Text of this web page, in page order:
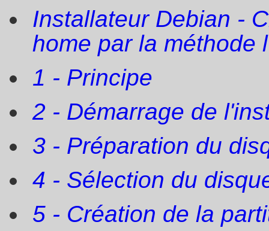
Installateur Debian -
home par la méthode
1 - Principe
2 - Démarrage de
3 - Préparation du
4 - Sélection du
5 - Création de la